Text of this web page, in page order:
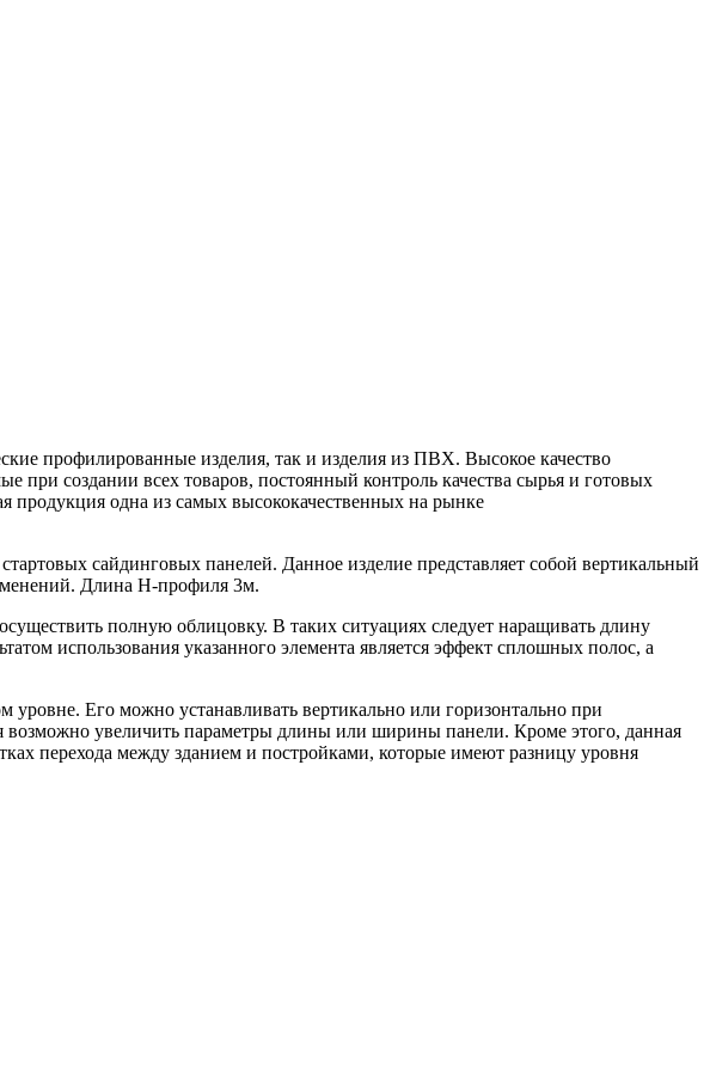
профилированные изделия, так и изделия из ПВХ. Высокое качество
создании всех товаров, постоянный контроль качества сырья и готовых
продукция одна из самых высококачественных на рынке
сайдинговых панелей. Данное изделие представляет собой вертикальный
Длина Н-профиля 3м.
полную облицовку. В таких ситуациях следует наращивать длину
использования указанного элемента является эффект сплошных полос, а
Его можно устанавливать вертикально или горизонтально при
увеличить параметры длины или ширины панели. Кроме этого, данная
перехода между зданием и постройками, которые имеют разницу уровня